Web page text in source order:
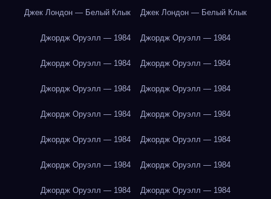
Джек Лондон — Белый Клык Джек Лондон — Белый Клык
Джордж Оруэлл — 1984 Джордж Оруэлл — 1984
Джордж Оруэлл — 1984 Джордж Оруэлл — 1984
Джордж Оруэлл — 1984 Джордж Оруэлл — 1984
Джордж Оруэлл — 1984 Джордж Оруэлл — 1984
Джордж Оруэлл — 1984 Джордж Оруэлл — 1984
Джордж Оруэлл — 1984 Джордж Оруэлл — 1984
Джордж Оруэлл — 1984 Джордж Оруэлл — 1984